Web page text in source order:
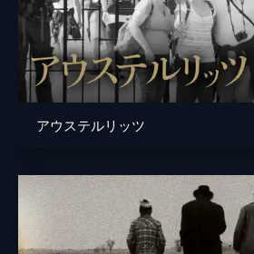
アウステルリッツ